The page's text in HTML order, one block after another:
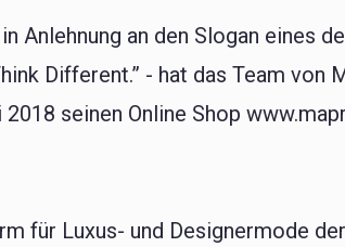
Anlehnung an den Slogan eines
Different.” - hat das Team von
seinen Online Shop
für Luxus- und Designermode